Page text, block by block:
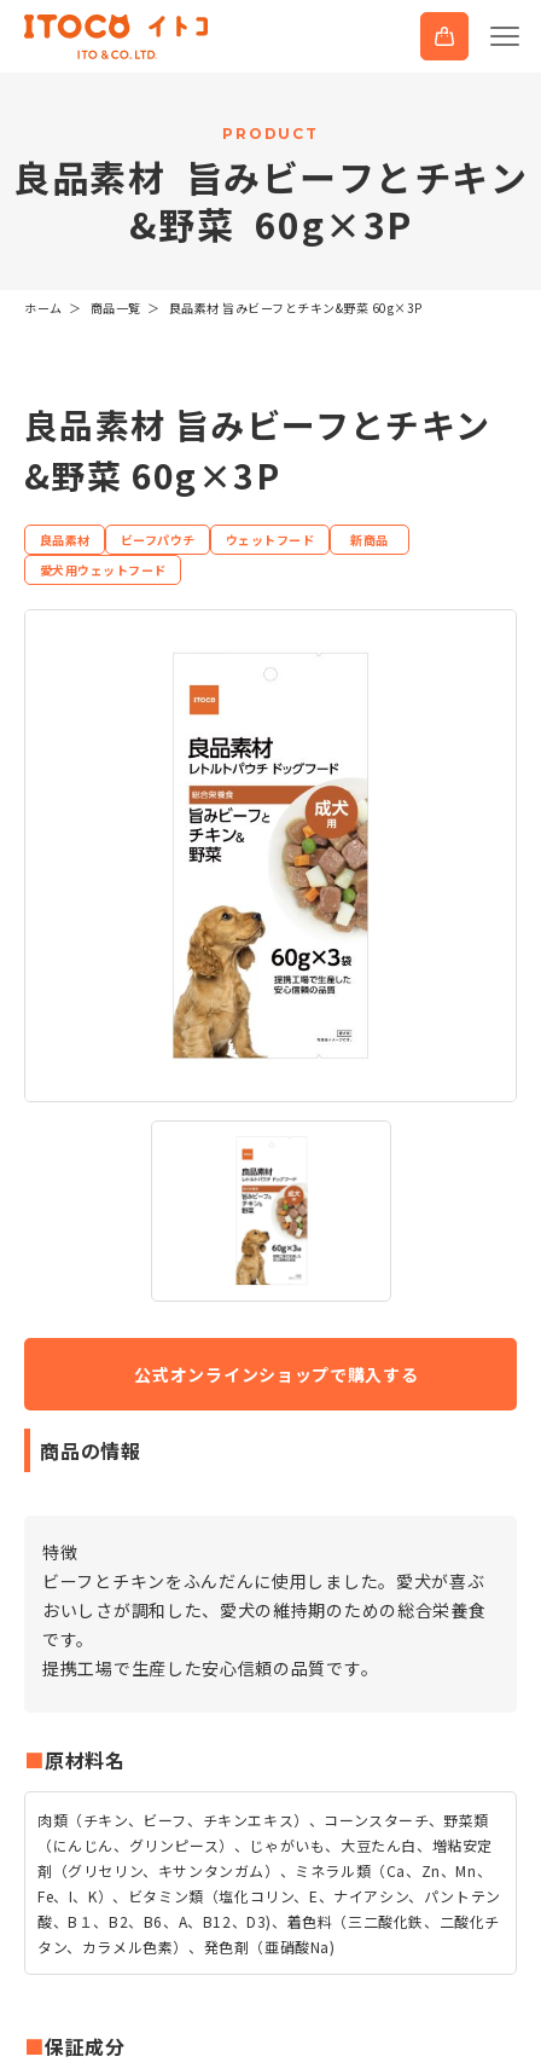
P R O D U C T
良品素材 旨みビーフ とチキン
&野菜 60g×3P
ホーム 商品一覧 良品素材 旨みビーフとチキン&野菜 60g×3P
良品素材 旨みビーフとチキン
&野菜 60g×3P
良品素材 ビーフパウチ ウェットフード
新商品
愛犬用ウェットフード
商品の情報
特徴
ビーフとチキンをふんだんに使用しました。愛犬が喜ぶ
おいしさが調和した、愛犬の維持期のための総合栄養食
です。
提携工場で生産した安心信頼の品質です。
原材料名
肉類（チキン、ビーフ、チキンエキス）、コーンスターチ、野菜類
（にんじん、グリンピース）、じゃがいも、大豆たん白、増粘安定
剤（グリセリン、キサンタンガム）、ミネラル類（Ca、Zn、Mn、
Fe、I、K）、ビタミン類（塩化コリン、E、ナイアシン、パントテン
酸、B１、B2、B6、A、B12、D3)、着色料（三二酸化鉄、二酸化チ
タン、カラメル色素）、発色剤（亜硝酸Na)
保証成分